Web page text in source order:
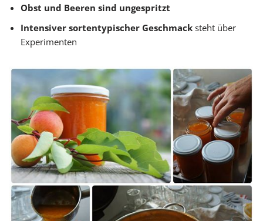
Obst und Beeren sind ungespritzt
Intensiver sortentypischer Geschmack steht über
Experimenten